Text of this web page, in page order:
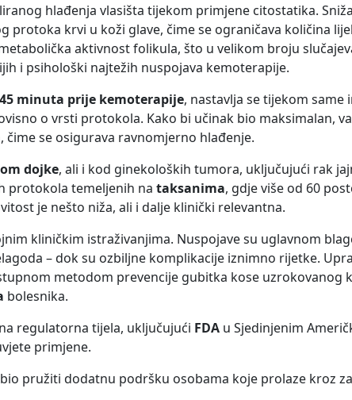
hlađenja vlasišta tijekom primjene citostatika.
protoka krvi u koži glave, čime se ograničava količina
aktivnost folikula, što u velikom broju
i psihološki najtežih nuspojava kemoterapije.
minuta prije kemoterapije, nastavlja se tijekom same
o vrsti protokola. Kako bi učinak bio maksimalan,
čime se osigurava ravnomjerno hlađenje.
dojke, ali i kod ginekoloških tumora, uključujući rak
protokola temeljenih na taksanima, gdje više od 60
je nešto niža, ali i dalje klinički relevantna.
kliničkim istraživanjima. Nuspojave su uglavnom
– dok su ozbiljne komplikacije iznimno rijetke.
metodom prevencije gubitka kose uzrokovanog
bolesnika.
regulatorna tijela, uključujući FDA u Sjedinjenim
primjene.
pružiti dodatnu podršku osobama koje prolaze kroz